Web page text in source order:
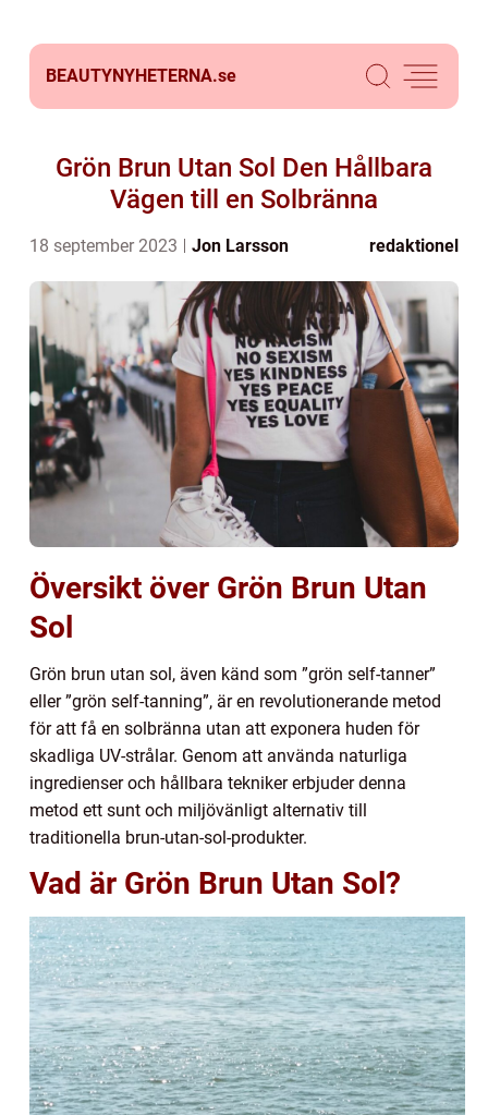
BEAUTYNYHETERNA.se
Grön Brun Utan Sol Den Hållbara
Vägen till en Solbränna
18 september 2023 Jon Larsson redaktionel
Översikt över Grön Brun Utan
Sol
Grön brun utan sol, även känd som ”grön self-tanner”
eller ”grön self-tanning”, är en revolutionerande metod
för att få en solbränna utan att exponera huden för
skadliga UV-strålar. Genom att använda naturliga
ingredienser och hållbara tekniker erbjuder denna
metod ett sunt och miljövänligt alternativ till
traditionella brun-utan-sol-produkter.
Vad är Grön Brun Utan Sol?